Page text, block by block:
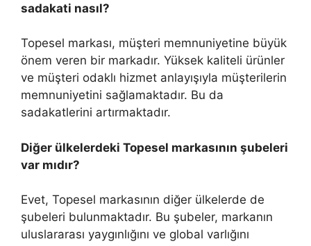
sadakati nasıl?
Topesel markası, müşteri memnuniyetine büyük
önem veren bir markadır. Yüksek kaliteli ürünler
ve müşteri odaklı hizmet anlayışıyla müşterilerin
memnuniyetini sağlamaktadır. Bu da
sadakatlerini artırmaktadır.
Diğer ülkelerdeki Topesel markasının şubeleri
var mıdır?
Evet, Topesel markasının diğer ülkelerde de
şubeleri bulunmaktadır. Bu şubeler, markanın
uluslararası yaygınlığını ve global varlığını